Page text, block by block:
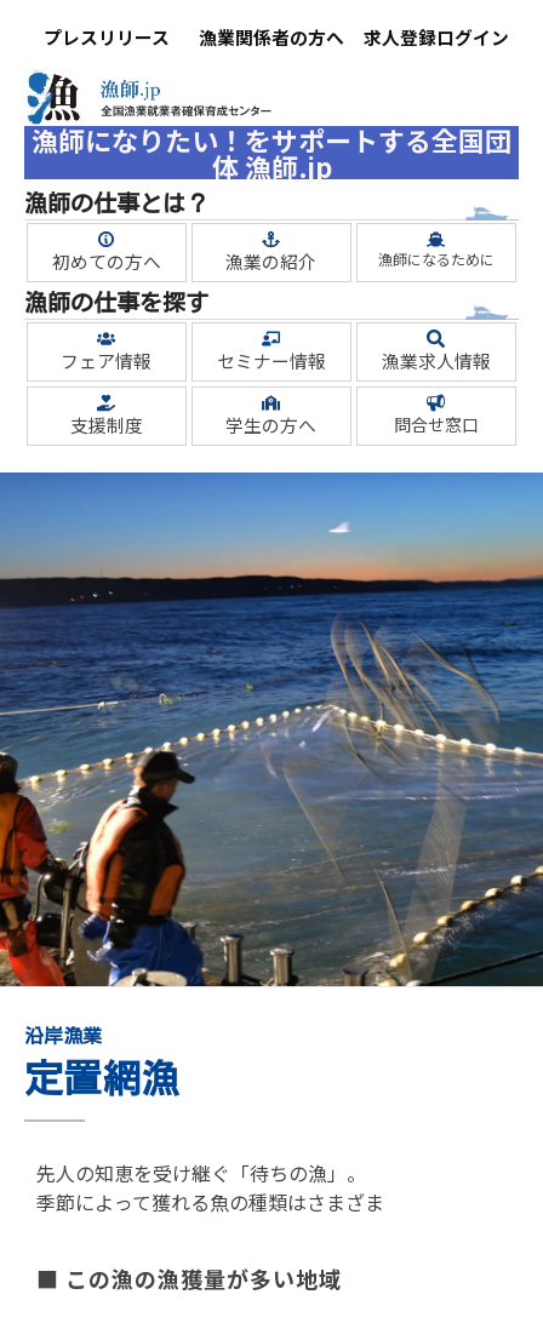
プレスリリース 漁業関係者の方へ 求人登録ログイン
漁師になりたい！をサポートする全国団
体 漁師.jp
漁師の仕事とは？
初めての方へ 漁業の紹介 漁師になるために
漁師の仕事を探す
フェア情報 セミナー情報 漁業求人情報
支援制度 学生の方へ 問合せ窓口
沿岸漁業
定置網漁
先人の知恵を受け継ぐ「待ちの漁」。
季節によって獲れる魚の種類はさまざま
■ この漁の漁獲量が多い地域